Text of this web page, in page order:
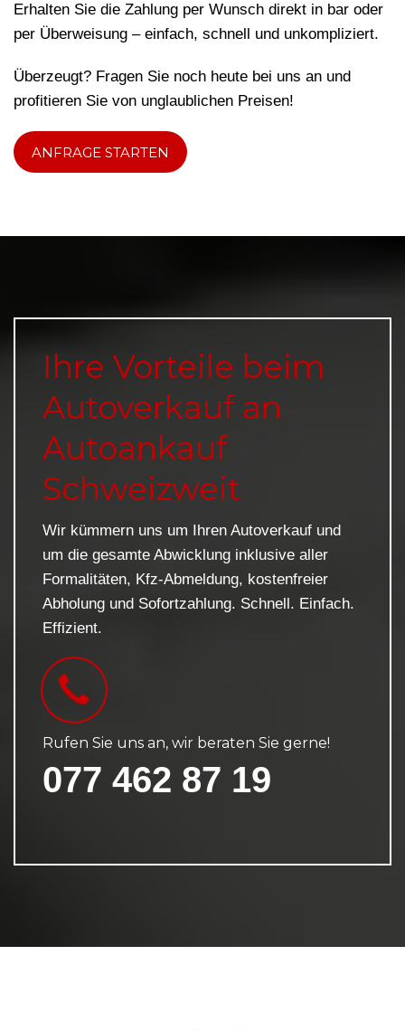
Erhalten Sie die Zahlung per Wunsch direkt in bar oder
per Überweisung – einfach, schnell und unkompliziert.
Überzeugt? Fragen Sie noch heute bei uns an und
profitieren Sie von unglaublichen Preisen!
ANFRAGE STARTEN
Ihre Vorteile beim
Autoverkauf an
Autoankauf
Schweizweit
Wir kümmern uns um Ihren Autoverkauf und
um die gesamte Abwicklung inklusive aller
Formalitäten, Kfz-Abmeldung, kostenfreier
Abholung und Sofortzahlung. Schnell. Einfach.
Effizient.
Rufen Sie uns an, wir beraten Sie gerne!
077 462 87 19